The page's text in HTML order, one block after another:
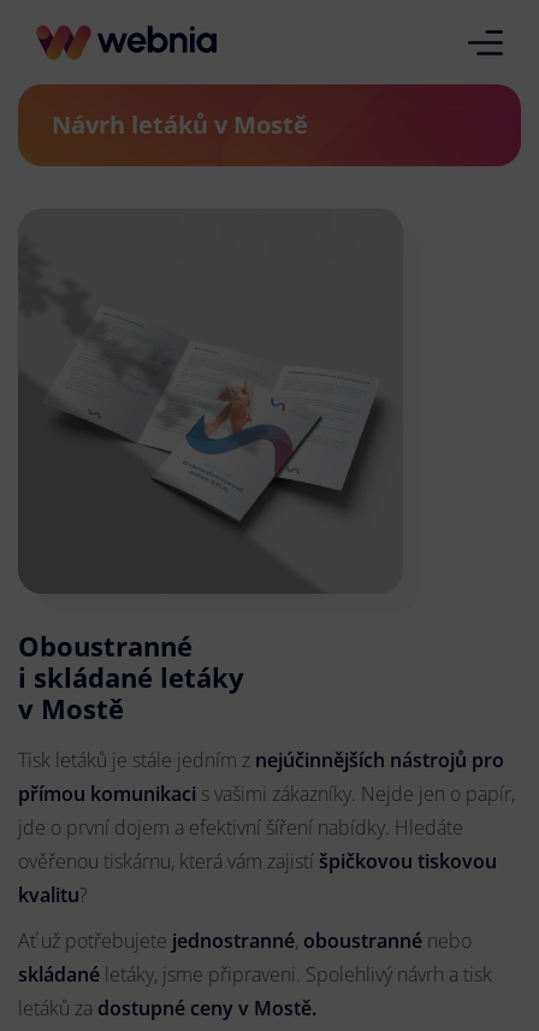
Návrh letáků v Mostě
Oboustranné
i skládané letáky
v Mostě
Tisk letáků je stále jedním z nejúčinnějších nástrojů pro
přímou komunikaci s vašimi zákazníky. Nejde jen o papír,
jde o první dojem a efektivní šíření nabídky. Hledáte
ověřenou tiskárnu, která vám zajistí špičkovou tiskovou
kvalitu?
Ať už potřebujete jednostranné, oboustranné nebo
skládané letáky, jsme připraveni. Spolehlivý návrh a tisk
letáků za dostupné ceny v Mostě.